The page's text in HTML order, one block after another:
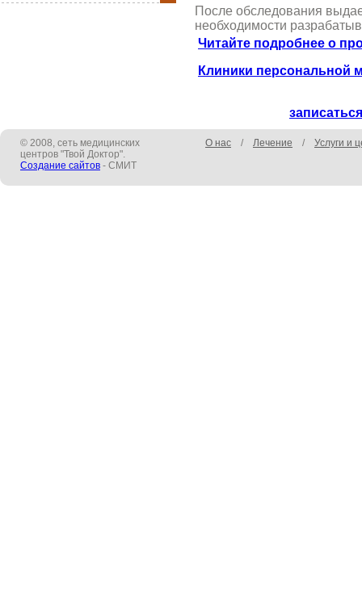
После обследования
необходимости
Читайте подробнее о
Клиники персональной
© 2008, сеть медицинских
центров "Твой Доктор".
Создание сайтов - СМИТ
О нас / Лечение / Услуги и